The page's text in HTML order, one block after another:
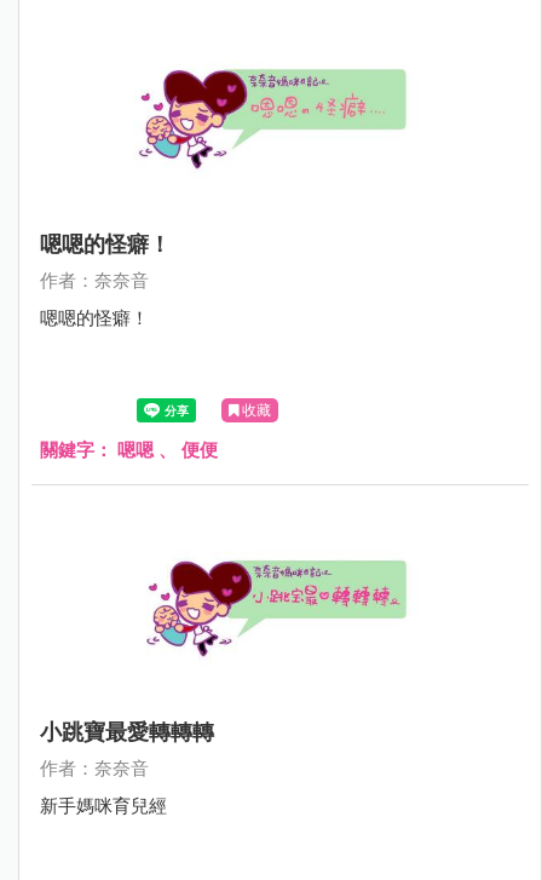
嗯嗯的怪癖！
作者：奈奈音
嗯嗯的怪癖！
收藏
關鍵字： 嗯嗯 、 便便
小跳寶最愛轉轉轉
作者：奈奈音
新手媽咪育兒經